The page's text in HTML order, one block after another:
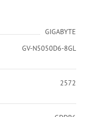
GIGABYTE
GV-N5050D6-8GL
2572